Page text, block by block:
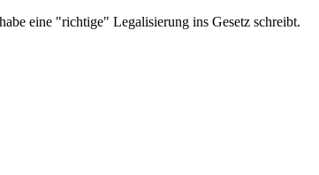
eine "richtige" Legalisierung ins Gesetz schreibt.